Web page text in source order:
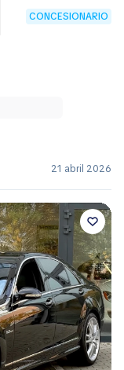
CONCESIONARIO
21 abril 2026